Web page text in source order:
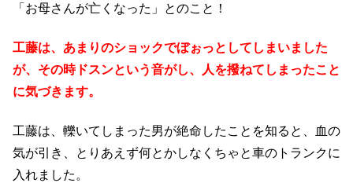
「お母さんが亡くなった」とのこと！
工藤は、あまりのショックでぼぉっとしてしまいました
が、その時ドスンという音がし、人を撥ねてしまったこと
に気づきます。
工藤は、轢いてしまった男が絶命したことを知ると、血の
気が引き、とりあえず何とかしなくちゃと車のトランクに
入れました。